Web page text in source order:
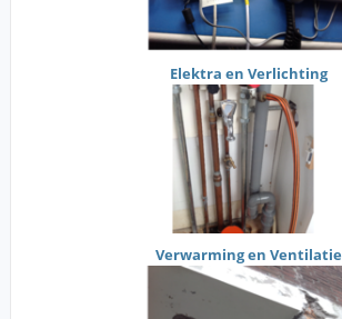
Elektra en Verlichting
Verwarming en Ventilatie